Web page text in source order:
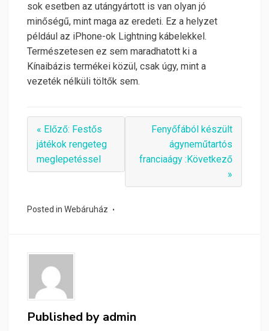
sok esetben az utángyártott is van olyan jó
minőségű, mint maga az eredeti. Ez a helyzet
például az iPhone-ok Lightning kábelekkel.
Természetesen ez sem maradhatott ki a
Kínaibázis termékei közül, csak úgy, mint a
vezeték nélküli töltők sem.
« Előző: Festős
játékok rengeteg
meglepetéssel
Fenyőfából készült
ágyneműtartós
franciaágy :Következő
»
Posted in Webáruház
Published by admin